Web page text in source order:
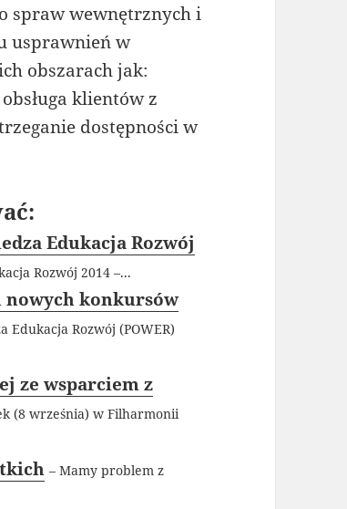
spraw wewnętrznych i
usprawnień w
obszarach jak:
klientów z
dostępności w
Edukacja Rozwój
Rozwój 2014 –...
nowych konkursów
Rozwój (POWER)
ze wsparciem z
(8 września) w Filharmonii
– Mamy problem z